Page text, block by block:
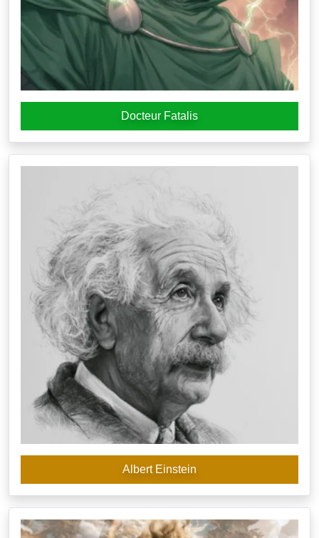
Docteur Fatalis
Albert Einstein